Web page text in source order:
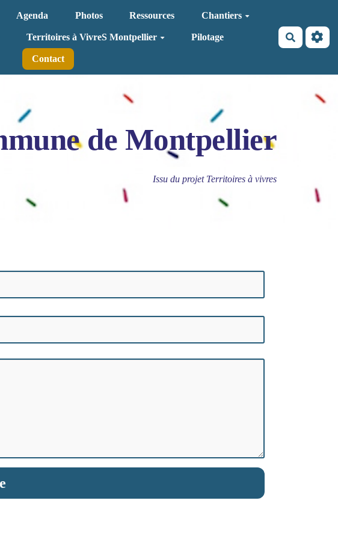
Agenda Photos Ressources Chantiers
Territoires à VivreS Montpellier Pilotage
Contact
de Montpellier
Issu du projet Territoires à vivres